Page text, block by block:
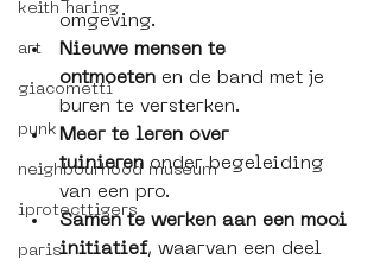
keith haring
art
giacometti
punk
neighbourhood museum
iprotecttigers
paris
omgeving.
Nieuwe mensen te
ontmoeten en de band met je
buren te versterken.
Meer te leren over
tuinieren onder begeleiding
van een pro.
Samen te werken aan een mooi
initiatief, waarvan een deel